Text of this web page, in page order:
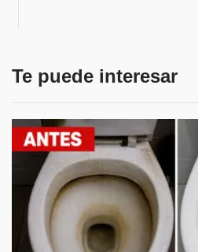
Te puede interesar